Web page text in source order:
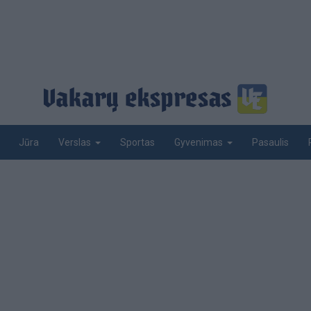
Jūra Verslas Sportas Gyvenimas Pasaulis